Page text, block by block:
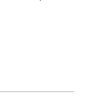
ちの子 プレゼン